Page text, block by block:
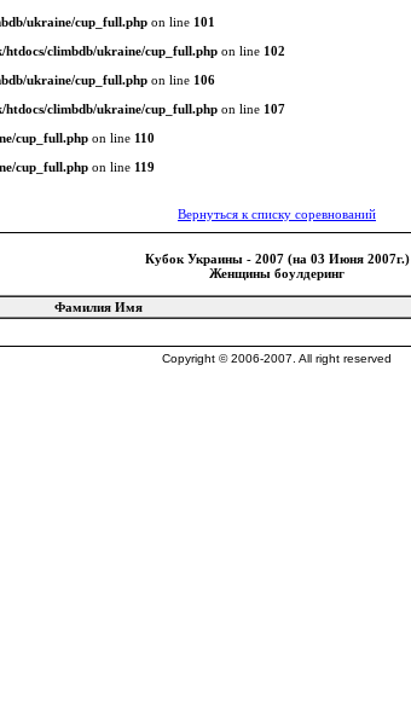
ukraine/cup_full.php on line 101
climbdb/ukraine/cup_full.php on line 102
ukraine/cup_full.php on line 106
climbdb/ukraine/cup_full.php on line 107
cup_full.php on line 110
cup_full.php on line 119
Вернуться к списку соревнований
Кубок Украины - 2007 (на 03 Июня 2007г.)
Женщины боулдеринг
Фамилия Имя
Copyright © 2006-2007. All right reserved